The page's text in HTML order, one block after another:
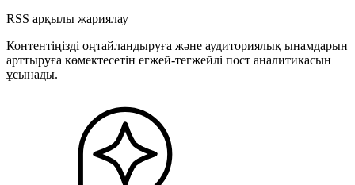
RSS арқылы жариялау
Контентіңізді оңтайландыруға және аудиториялық ынамдарын
арттыруға көмектесетін егжей-тегжейлі пост аналитикасын
ұсынады.